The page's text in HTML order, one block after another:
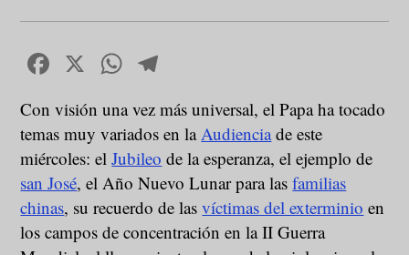
Facebook
X WhatsApp
Con visión una vez más universal, el Papa ha tocado
temas muy variados en la Audienciade este
miércoles: elJubileo de la esperanza, el ejemplo de
san José, el Año Nuevo Lunar para lasfamilias
chinas, su recuerdo de lasvíctimas del exterminio en
los campos de concentración en la II Guerra